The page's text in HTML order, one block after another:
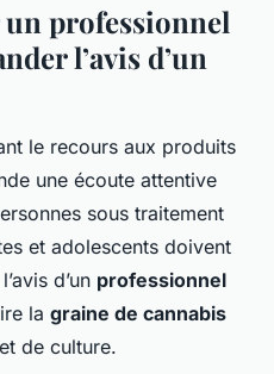
professionnel
l’avis d’un
le recours aux produits
une écoute attentive
sous traitement
et adolescents doivent
d’un professionnel
la graine de cannabis
de culture.